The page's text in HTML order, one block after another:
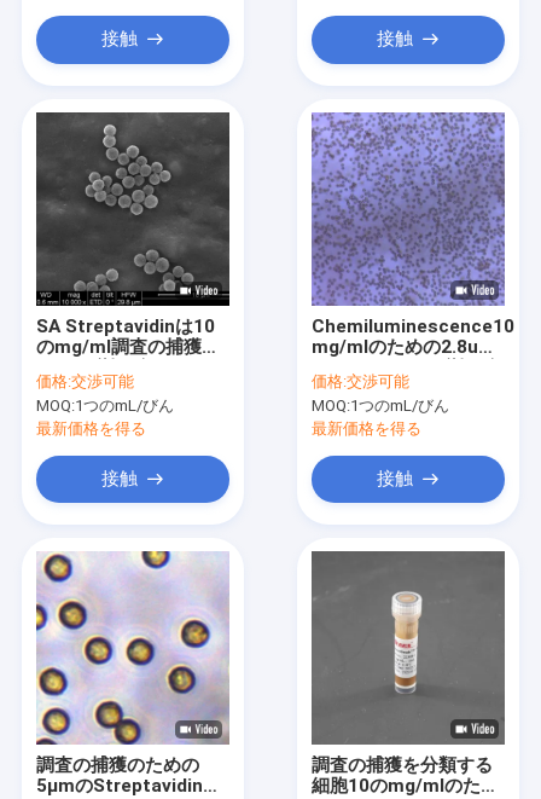
プロダクト
ビデオ
VRショー
私達について
接触 接触
SA Streptavidinは10
のmg/ml調査の捕獲の
300nmを100つのmL内
部に閉じ込めた
価格:交渉可能
MOQ:1つのmL/びん
最新価格を得る
接触
Chemiluminescence10
mg/mlのための2.8um
ード1つのmL
価格:交渉可能
MOQ:1つのmL/びん
最新価格を得る
接触
調査の捕獲のための
5μmのStreptavidin
調査の捕獲を分類する
細胞10のmg/mlのため